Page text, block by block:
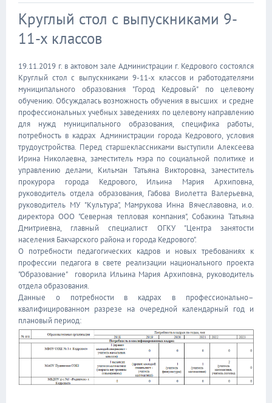
Круглый стол с выпускниками 9-
11-х классов
19.11.2019 г. в актовом зале Администрации г. Кедрового состоялся
Круглый стол с выпускниками 9-11-х классов и работодателями
муниципального образования "Город Кедровый" по целевому
обучению. Обсуждалась возможность обучения в высших и средне
профессиональных учебных заведениях по целевому направлению
для нужд муниципального образования, специфика работы,
потребность в кадрах Администрации города Кедрового, условия
трудоустройства. Перед старшеклассниками выступили Алексеева
Ирина Николаевна, заместитель мэра по социальной политике и
управлению делами, Кильман Татьяна Викторовна, заместитель
прокурора города Кедрового, Ильина Мария Архиповна,
руководитель отдела образования, Габова Виолетта Валерьевна,
руководитель МУ "Культура", Мамрукова Инна Вячеславовна, и.о.
директора ООО "Северная тепловая компания", Собакина Татьяна
Дмитриевна, главный специалист ОГКУ "Центра занятости
населения Бакчарского района и города Кедрового".
О потребности педагогических кадров и новых требованиях к
профессии педагога в свете реализации национального проекта
"Образование" говорила Ильина Мария Архиповна, руководитель
отдела образования.
Данные о потребности в кадрах в профессионально–
квалифицированном разрезе на очередной календарный год и
плановый период: